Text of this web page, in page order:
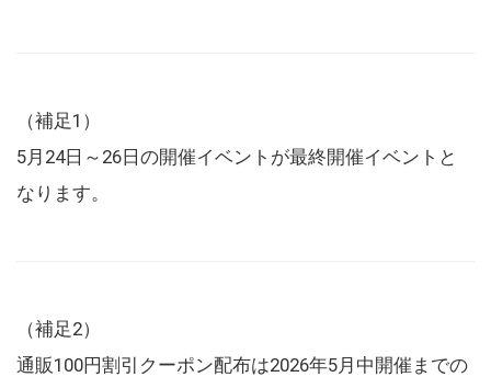
（補足1）
5月24日～26日の開催イベントが最終開催イベントと
なります。
（補足2）
通販100円割引クーポン配布は2026年5月中開催までの